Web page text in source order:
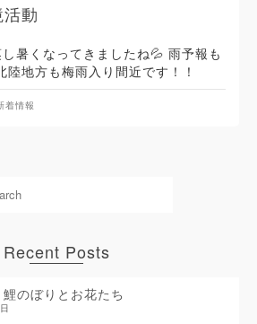
動
暑くなってきましたね💦 雨予報も
陸地方も梅雨入り間近です！！
着情報
Recent Posts
のぼりとお花たち